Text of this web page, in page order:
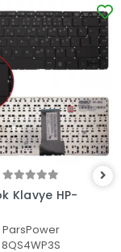
Klavye HP-
ParsPower
8QS4WP3S